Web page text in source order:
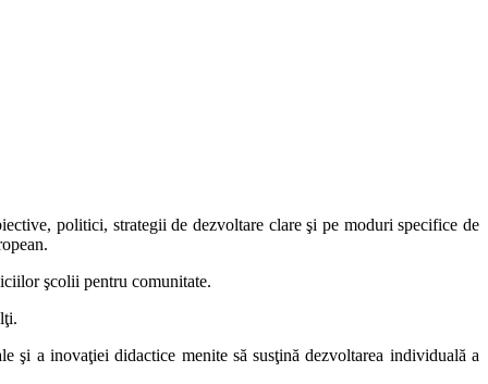
politici, strategii de dezvoltare clare şi pe moduri specifice de
şcolii pentru comunitate.
şi a inovaţiei didactice menite să susţină dezvoltarea individuală a